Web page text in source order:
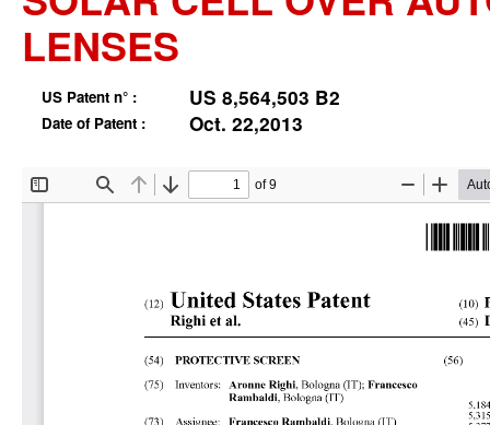
LENSES
US Patent n° : US 8,564,503 B2
Date of Patent : Oct. 22,2013